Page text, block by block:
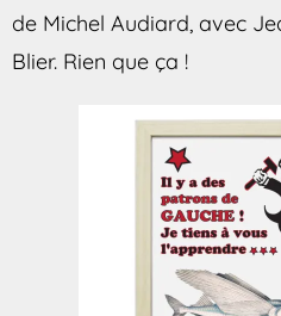
de Michel Audiard, avec
Blier. Rien que ça !